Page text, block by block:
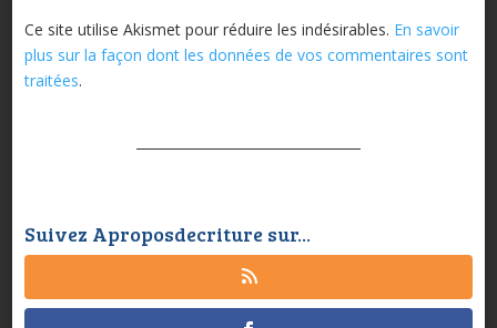
Ce site utilise Akismet pour réduire les indésirables. En savoir
plus sur la façon dont les données de vos commentaires sont
traitées.
Suivez Aproposdecriture sur...